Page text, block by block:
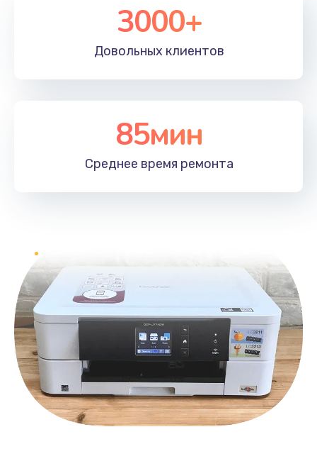
3000+
Довольных клиентов
85мин
Среднее время ремонта